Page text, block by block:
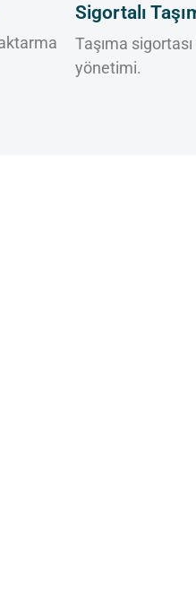
Sigortalı
Taşıma
yönetimi.